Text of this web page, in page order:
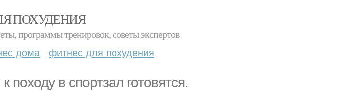
ПОХУДЕНИЯ
программы тренировок, советы экспертов
дома фитнес для похудения
походу в спортзал готовятся.